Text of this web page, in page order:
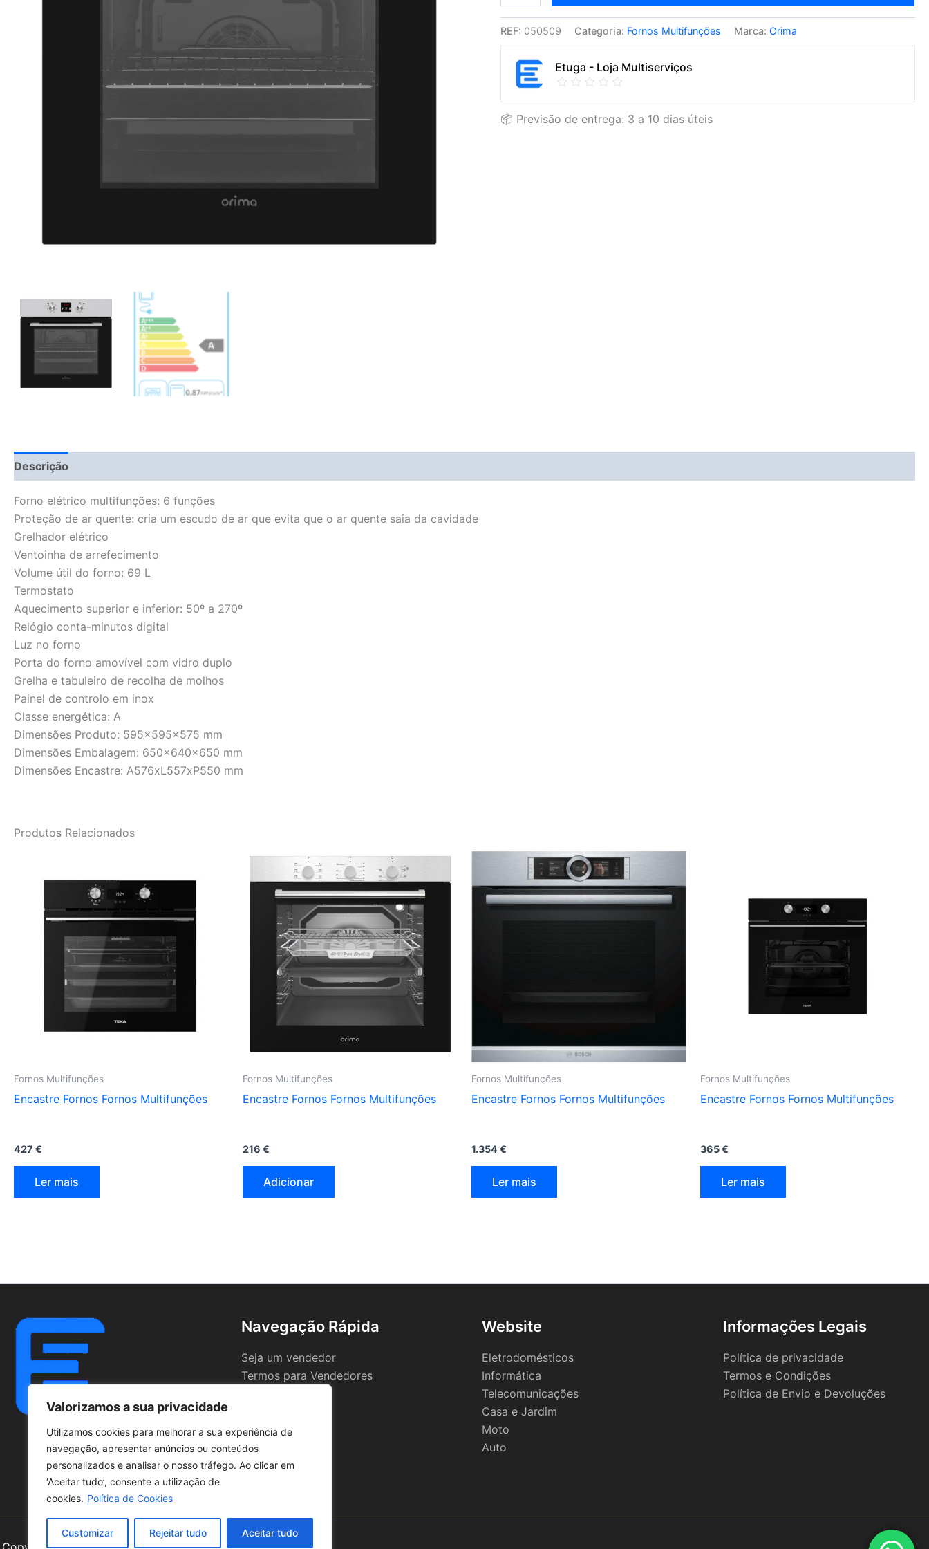
Valorizamos a sua privacidade
Utilizamos cookies para melhorar a sua experiência de
navegação, apresentar anúncios ou conteúdos
personalizados e analisar o nosso tráfego. Ao clicar em
‘Aceitar tudo’, consente a utilização de
cookies. Política de Cookies
Customizar Rejeitar tudo Aceitar tudo
REF: 050509 Categoria: Fornos Multifunções Marca:Orima
Etuga - Loja Multiserviços
📦 Previsão de entrega: 3 a 10 dias úteis
Descrição
Forno elétrico multifunções: 6 funções
Proteção de ar quente: cria um escudo de ar que evita que o ar quente saia da cavidade
Grelhador elétrico
Ventoinha de arrefecimento
Volume útil do forno: 69 L
Termostato
Aquecimento superior e inferior: 50º a 270º
Relógio conta-minutos digital
Luz no forno
Porta do forno amovível com vidro duplo
Grelha e tabuleiro de recolha de molhos
Painel de controlo em inox
Classe energética: A
Dimensões Produto: 595x595x575 mm
Dimensões Embalagem: 650x640x650 mm
Dimensões Encastre: A576xL557xP550 mm
Produtos Relacionados
Fornos Multifunções
Encastre Fornos Fornos Multifunções
427 €
Ler mais
Fornos Multifunções
Encastre Fornos Fornos Multifunções
216 €
Adicionar
Fornos Multifunções
Encastre Fornos Fornos Multifunções
1.354€
Ler mais
Fornos Multifunções
Encastre Fornos Fornos Multifunções
365€
Ler mais
Navegação Rápida
Seja um vendedor
Termos para Vendedores
Website
Eletrodomésticos
Informática
Telecomunicações
Casa e Jardim
Moto
Auto
Informações Legais
Política de privacidade
Termos e Condições
Política de Envio e Devoluções